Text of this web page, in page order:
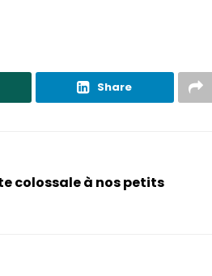
Share
colossale à nos petits